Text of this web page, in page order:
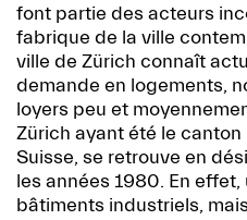
font partie des acteurs
fabrique de la ville
ville de Zürich connaît
demande en logements,
loyers peu et
Zürich ayant été le
Suisse, se retrouve en
les années 1980. En
bâtiments industriels,